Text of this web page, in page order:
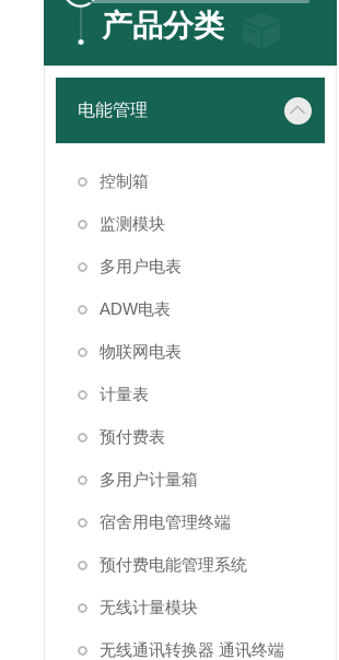
产品分类
电能管理
控制箱
监测模块
多用户电表
ADW电表
物联网电表
计量表
预付费表
多用户计量箱
宿舍用电管理终端
预付费电能管理系统
无线计量模块
无线通讯转换器 通讯终端